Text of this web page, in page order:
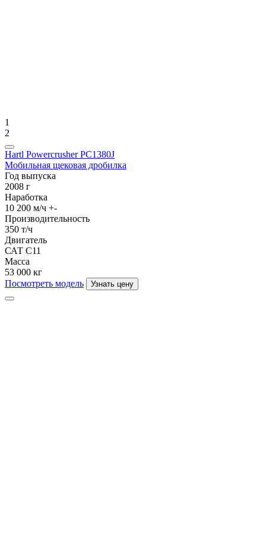
1
2
Hartl Powercrusher PC1380J
Мобильная щековая дробилка
Год выпуска
2008 г
Наработка
10 200 м/ч +-
Производительность
350 т/ч
Двигатель
САТ С11
Масса
53 000 кг
Посмотреть модель
Узнать цену